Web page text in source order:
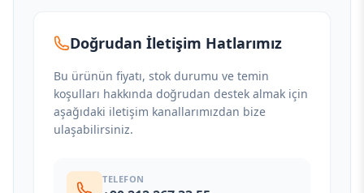
Doğrudan İletişim Hatlarımız
Bu ürünün fiyatı, stok durumu ve temin
koşulları hakkında doğrudan destek almak için
aşağıdaki iletişim kanallarımızdan bize
ulaşabilirsiniz.
TELEFON